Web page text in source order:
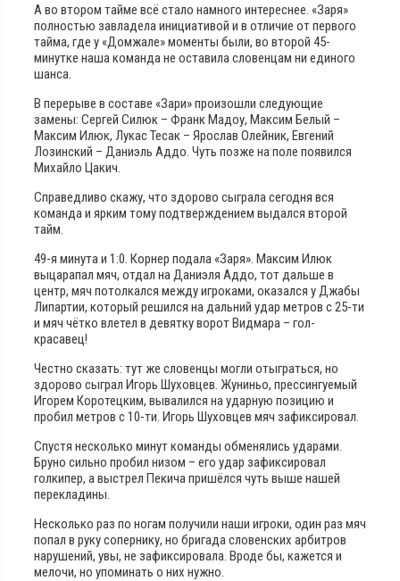
А во втором тайме всё стало намного интереснее. «Заря»
полностью завладела инициативой и в отличие от первого
тайма, где у «Домжале» моменты были, во второй 45-
минутке наша команда не оставила словенцам ни единого
шанса.
В перерыве в составе «Зари» произошли следующие
замены: Сергей Силюк – Франк Мадоу, Максим Белый –
Максим Илюк, Лукас Тесак – Ярослав Олейник, Евгений
Лозинский – Даниэль Аддо. Чуть позже на поле появился
Михайло Цакич.
Справедливо скажу, что здорово сыграла сегодня вся
команда и ярким тому подтверждением выдался второй
тайм.
49-я минута и 1:0. Корнер подала «Заря». Максим Илюк
выцарапал мяч, отдал на Даниэля Аддо, тот дальше в
центр, мяч потолкался между игроками, оказался у Джабы
Липартии, который решился на дальний удар метров с 25-ти
и мяч чётко влетел в девятку ворот Видмара – гол-
красавец!
Честно сказать: тут же словенцы могли отыграться, но
здорово сыграл Игорь Шуховцев. Жуниньо, прессингуемый
Игорем Коротецким, вывалился на ударную позицию и
пробил метров с 10-ти. Игорь Шуховцев мяч зафиксировал.
Спустя несколько минут команды обменялись ударами.
Бруно сильно пробил низом – его удар зафиксировал
голкипер, а выстрел Пекича пришёлся чуть выше нашей
перекладины.
Несколько раз по ногам получили наши игроки, один раз мяч
попал в руку сопернику, но бригада словенских арбитров
нарушений, увы, не зафиксировала. Вроде бы, кажется и
мелочи, но упоминать о них нужно.